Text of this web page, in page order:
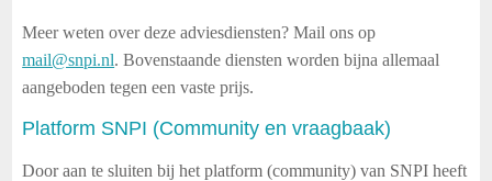
Meer weten over deze adviesdiensten?Mail ons op
mail@snpi.nl. Bovenstaande diensten worden bijna allemaal
aangeboden tegen een vaste prijs.
Platform SNPI (Community en vraagbaak)
Door aan te sluiten bij het platform (community) van SNPI heeft